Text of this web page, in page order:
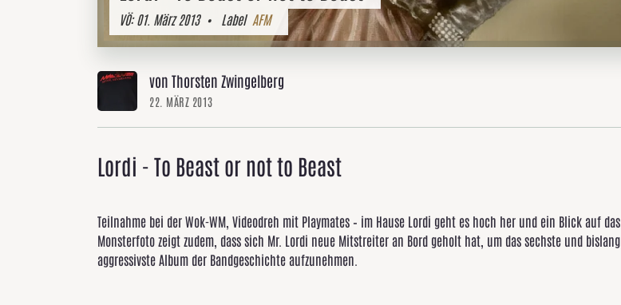
VÖ:01. März 2013• Label AFM
von Thorsten Zwingelberg
22. MÄRZ 2013
Lordi - To Beast or not to Beast
Teilnahme bei der Wok-WM, Videodreh mit Playmates – im Hause Lordi geht es hoch her und ein Blick auf das
Monsterfoto zeigt zudem, dass sich Mr. Lordi neue Mitstreiter an Bord geholt hat, um das sechste und bislang
aggressivste Album der Bandgeschichte aufzunehmen.